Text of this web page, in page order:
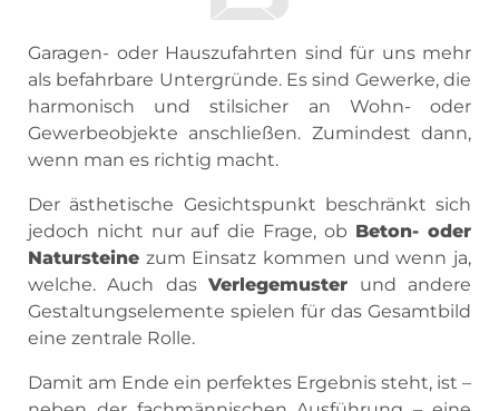
Garagen- oder Hauszufahrten sind für uns mehr
als befahrbare Untergründe. Es sind Gewerke, die
harmonisch und stilsicher an Wohn- oder
Gewerbeobjekte anschließen. Zumindest dann,
wenn man es richtig macht.
Der ästhetische Gesichtspunkt beschränkt sich
jedoch nicht nur auf die Frage, ob Beton- oder
Natursteine zum Einsatz kommen und wenn ja,
welche. Auch dasVerlegemuster und andere
Gestaltungselemente spielen für das Gesamtbild
eine zentrale Rolle.
Damit am Ende ein perfektes Ergebnis steht, ist –